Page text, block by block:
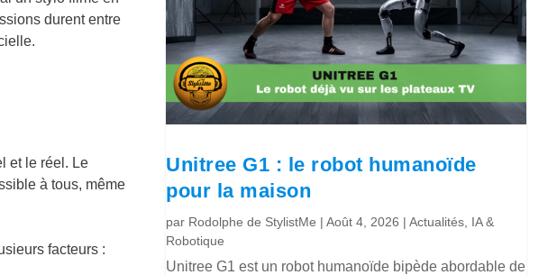
durent entre
et le réel. Le
à tous, même
facteurs :
Unitree G1 : le robot humanoïde
pour la maison
par Rodolphe de StylistMe |Août 4, 2026 |Actualités IA &
Robotique
Unitree G1 est un robot humanoïde bipède abordable de